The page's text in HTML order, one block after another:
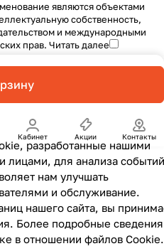
Кабинет Акции Контакты
разработанные нашими
лицами, для анализа
нам улучшать
и обслуживание.
нашего сайта, вы
Более подробные сведения
в отношении файлов Cookie.
являются объектами
собственность,
и международными
прав. Читать далее